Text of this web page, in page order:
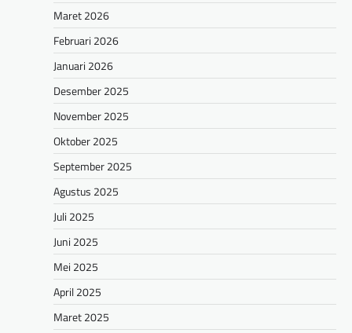
Maret 2026
Februari 2026
Januari 2026
Desember 2025
November 2025
Oktober 2025
September 2025
Agustus 2025
Juli 2025
Juni 2025
Mei 2025
April 2025
Maret 2025